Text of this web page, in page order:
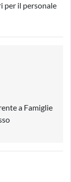
il personale
a Famiglie